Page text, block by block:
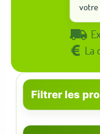
votre
La
Filtrer les